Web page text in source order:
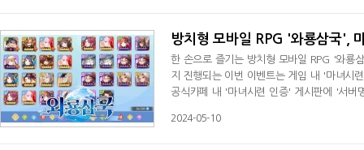
방치형 모바일 RPG '와룡삼국',
한 손으로 즐기는 방치형 모바일 RPG '와룡
지 진행되는 이번 이벤트는 게임 내 '마녀시
공식카페 내 '마녀시련 인증' 게시판에 '서버
정이다. 또한 총 6명을 추첨해 '마희령, 장성
2024-05-10